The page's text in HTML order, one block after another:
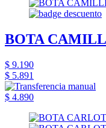
BOTA
$ 9.190
$ 5.891
$ 4.890